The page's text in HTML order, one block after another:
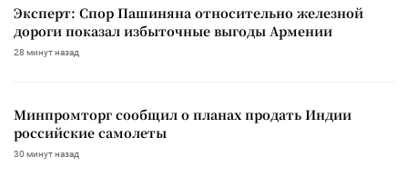
Эксперт: Спор Пашиняна относительно железной
дороги показал избыточные выгоды Армении
28 минут назад
Минпромторг сообщил о планах продать Индии
российские самолеты
30 минут назад